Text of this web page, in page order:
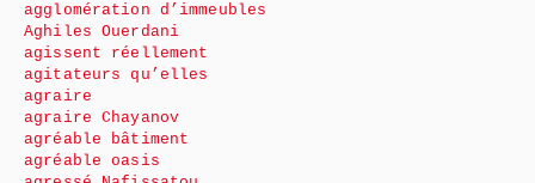
agglomération d’immeubles
Aghiles Ouerdani
agissent réellement
agitateurs qu’elles
agraire
agraire Chayanov
agréable bâtiment
agréable oasis